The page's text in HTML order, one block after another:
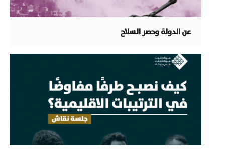
عن الدولة وحصر السلاح